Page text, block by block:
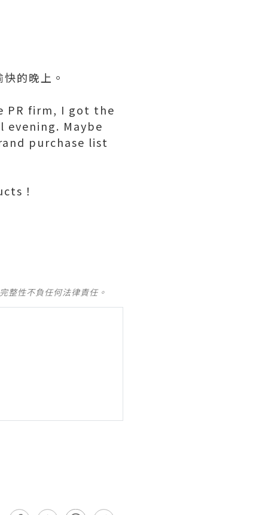
的晚上。
PR firm, I got the
Maybe
purchase list
！
整性不負任何法律責任。